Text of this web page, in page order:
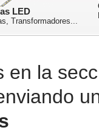
LED
Transformadores...
en la